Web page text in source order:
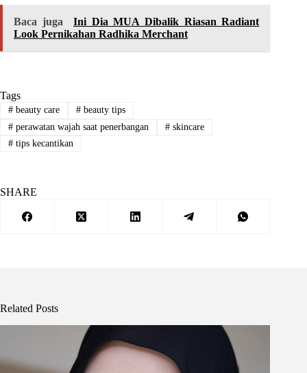
Baca juga
Ini Dia MUA Dibalik Riasan Radiant
Look Pernikahan Radhika Merchant
Tags
#beauty care #beauty tips
#perawatan wajah saat penerbangan #skincare
#tips kecantikan
SHARE
Related Posts